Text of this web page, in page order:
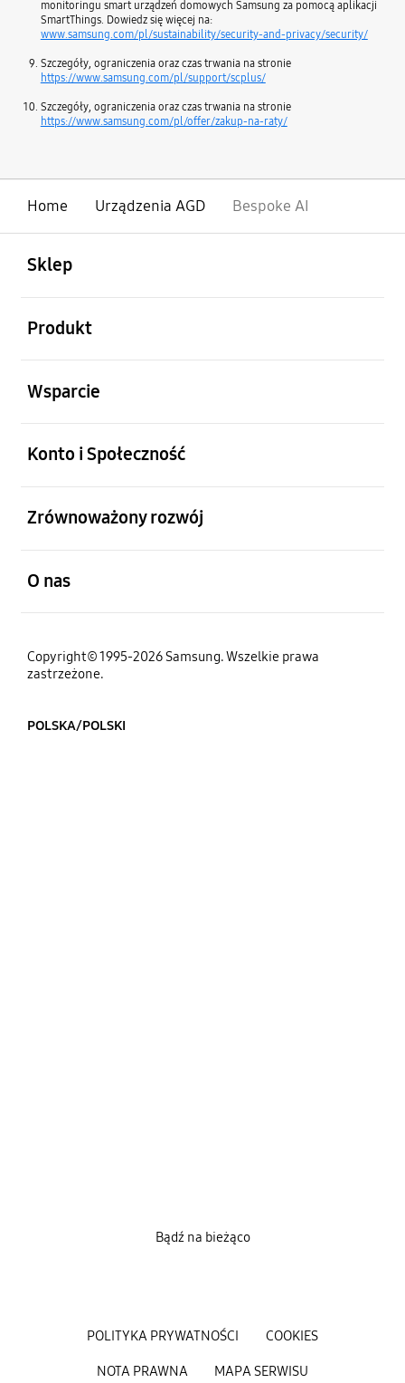
monitoringu smart urządzeń domowych Samsung za pomocą aplikacji
SmartThings. Dowiedz się więcej na:
www.samsung.com/pl/sustainability/security-and-privacy/security/
Szczegóły, ograniczenia oraz czas trwania na stronie
https://www.samsung.com/pl/support/scplus/
Szczegóły, ograniczenia oraz czas trwania na stronie
https://www.samsung.com/pl/offer/zakup-na-raty/
Home Urządzenia AGD Bespoke AI
Sklep
Produkt
Wsparcie
Konto i Społeczność
Zrównoważony rozwój
O nas
Copyright© 1995-2026 Samsung. Wszelkie prawa
zastrzeżone.
POLSKA/POLSKI
POLITYKA PRYWATNOŚCI COOKIES
NOTA PRAWNA MAPA SERWISU
Bądź na bieżąco